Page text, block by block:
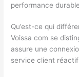
performance
Qu’est-ce qui
Voissa com se
assure une
service client